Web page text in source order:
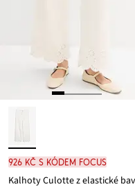
926 Kč s kódem FOCUS